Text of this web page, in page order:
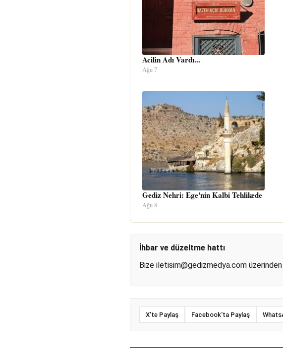
Acilin Adı Vardı...
Ağu 7
Gediz Nehri: Ege'nin Kalbi Tehlikede
Ağu 8
İhbar ve düzeltme hattı
Bize iletisim@gedizmedya.com üzerinden
X'te Paylaş Facebook'ta Paylaş